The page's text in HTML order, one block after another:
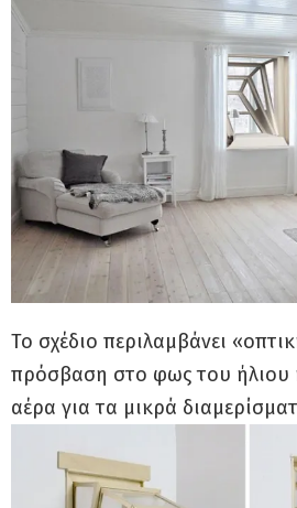
Το σχέδιο περιλαμβάνει
πρόσβαση στο φως του ήλιου
αέρα για τα μικρά